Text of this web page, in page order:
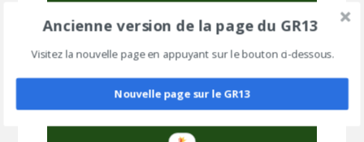
Ancienne version de la page du GR13
Visitez la nouvelle page en appuyant sur le bouton ci-dessous.
Nouvelle page sur le GR13